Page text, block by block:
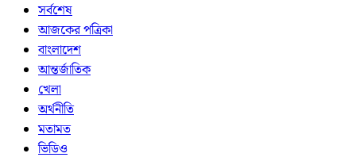
সর্বশেষ
আজকের পত্রিকা
বাংলাদেশ
আন্তর্জাতিক
খেলা
অর্থনীতি
মতামত
ভিডিও